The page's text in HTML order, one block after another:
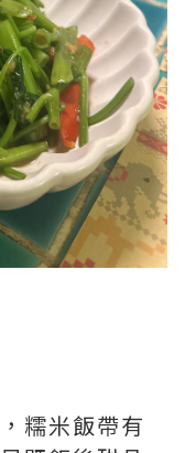
糯米飯帶有